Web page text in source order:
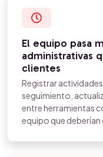
El equipo pasa
administrativas
clientes
Registrar actividades
seguimiento,
entre herramientas
equipo que deberían